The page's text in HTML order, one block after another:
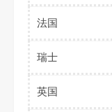
法国
瑞士
英国